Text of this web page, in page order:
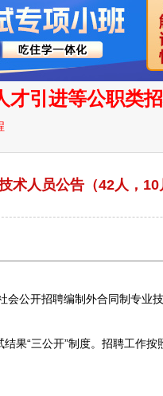
人员公告（42人，10
会公开招聘编制外合同制专业
果“三公开”制度。 招聘工作按